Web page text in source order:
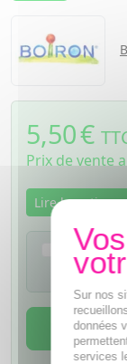
5,50€
Prix de vente
Lire la notice
Je
Sur nos
données
services